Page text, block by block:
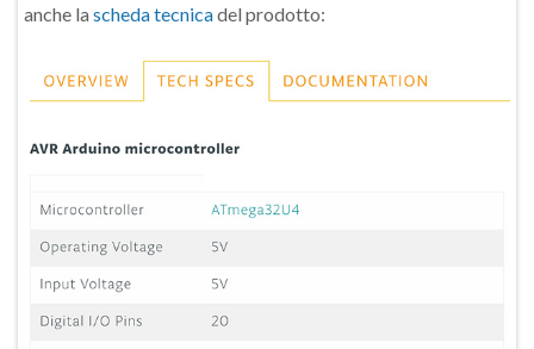
anche la scheda tecnicadel prodotto: